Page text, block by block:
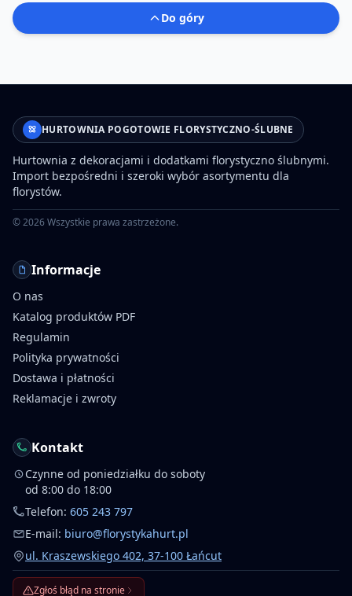
Do góry
HURTOWNIA POGOTOWIE FLORYSTYCZNO-ŚLUBNE
Hurtownia z dekoracjami i dodatkami florystyczno ślubnymi.
Import bezpośredni i szeroki wybór asortymentu dla
florystów.
©2026Wszystkie prawa zastrzeżone.
Informacje
O nas
Katalog produktów PDF
Regulamin
Polityka prywatności
Dostawa i płatności
Reklamacje i zwroty
Kontakt
Czynne od poniedziałku do soboty
od 8:00 do 18:00
Telefon: 605 243 797
E-mail: biuro@florystykahurt.pl
ul. Kraszewskiego 402, 37-100 Łańcut
Zgłoś błąd na stronie